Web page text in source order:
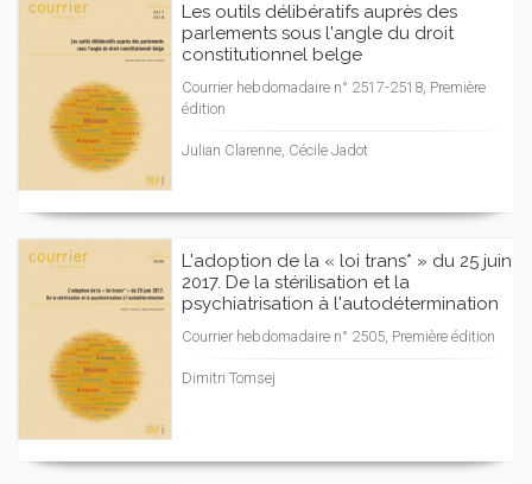
Les outils délibératifs auprès des
parlements sous l'angle du droit
constitutionnel belge
Courrier hebdomadaire n° 2517-2518, Première
édition
Julian Clarenne, Cécile Jadot
L'adoption de la « loi trans* » du 25 juin
2017. De la stérilisation et la
psychiatrisation à l'autodétermination
Courrier hebdomadaire n° 2505, Première édition
Dimitri Tomsej